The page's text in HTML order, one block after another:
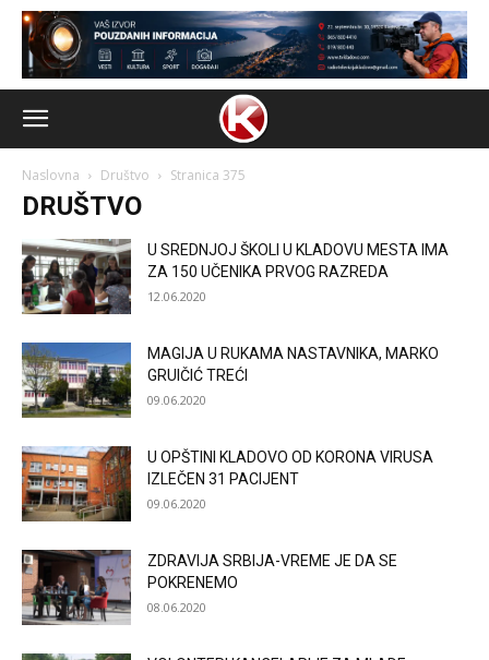
Naslovna Društvo Stranica 375
DRUŠTVO
U SREDNJOJ ŠKOLI U KLADOVU MESTA IMA
ZA 150 UČENIKA PRVOG RAZREDA
12.06.2020
MAGIJA U RUKAMA NASTAVNIKA, MARKO
GRUIČIĆ TREĆI
09.06.2020
U OPŠTINI KLADOVO OD KORONA VIRUSA
IZLEČEN 31 PACIJENT
09.06.2020
ZDRAVIJA SRBIJA-VREME JE DA SE
POKRENEMO
08.06.2020